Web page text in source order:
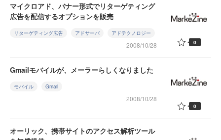
マイクロアド、バナー形式でリターゲティング
広告を配信するオプションを販売
リターゲティング広告 アドサーバ アドテクノロジー
2008/10/28 0
Gmailモバイルが、メーラーらしくなりました
モバイル Gmail
2008/10/28
0
オーリック、携帯サイトのアクセス解析ツール